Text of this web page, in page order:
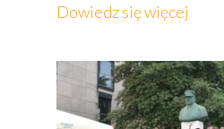
Dowiedz się więcej
w